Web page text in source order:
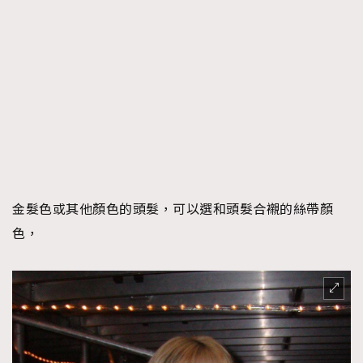
金髮色或其他顏色的頭髮，可以選和頭髮合襯的絲帶顏
色，